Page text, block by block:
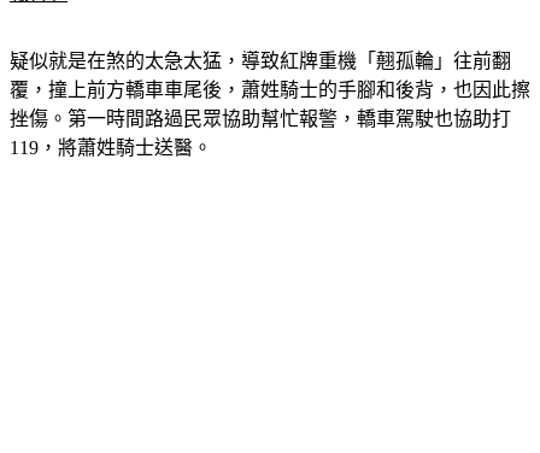
疑似就是在煞的太急太猛，導致紅牌重機「翹孤輪」往前翻
覆，撞上前方轎車車尾後，蕭姓騎士的手腳和後背，也因此擦
挫傷。第一時間路過民眾協助幫忙報警，轎車駕駛也協助打
119，將蕭姓騎士送醫。